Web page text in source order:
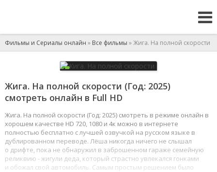
Фильмы и Сериалы онлайн » Все фильмы » Жига. На полной скорости
Жига. На полной скорости (Год: 2025)
смотреть онлайн в Full HD
Жига. На полной скорости (Год: 2025) смотреть в режиме онлайн в
хорошем качестве HD 720, 1080 и 4к можно в интернете
полностью бесплатно с лучшей озвучкой на русском языке в
дублированном переводе. Лёша никогда ничего не слышал
о дрифте, пока не обнаружил в заброшенном гараже семейную
реликвию - жигули деда, который страстно увлекался гонками
и обожал свой автомобиль. Самым простым решением было